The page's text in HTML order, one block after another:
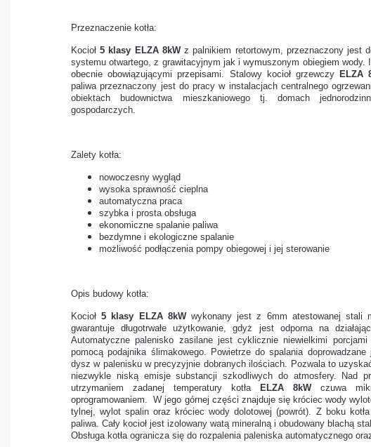
Przeznaczenie kotła:
Kocioł5 klasy ELZA 8kWz palnikiem retortowym, przeznaczony jest
systemu otwartego, z grawitacyjnym jak i wymuszonym obiegiem
obecnie obowiązującymi przepisami. Stalowy kocioł grzewczy ELZA
paliwa przeznaczony jest do pracy w instalacjach centralnego
obiektach budownictwa mieszkaniowego tj. domach
gospodarczych.
Zalety kotła:
nowoczesny wygląd
wysoka sprawność cieplna
automatyczna praca
szybka i prosta obsługa
ekonomiczne spalanie paliwa
bezdymne i ekologiczne spalanie
możliwość podłączenia pompy obiegowej i jej sterowanie
Opis budowy kotła:
Kocioł5 klasy ELZA 8kWwykonany jest z 6mm atestowanej stali
gwarantuje długotrwałe użytkowanie, gdyż jest odporna na
Automatyczne palenisko zasilane jest cyklicznie niewielkimi
pomocą podajnika ślimakowego. Powietrze do spalania
dysz w palenisku w precyzyjnie dobranych ilościach. Pozwala to
niezwykle niską emisje substancji szkodliwych do atmosfery. Nad
utrzymaniem zadanej temperatury kotła
ELZA 8kWczuwa
oprogramowaniem. W jego górnej części znajduje się króciec wody
tylnej, wylot spalin oraz króciec wody dolotowej (powrót). Z boku
paliwa. Cały kocioł jest izolowany watą mineralną i obudowany blachą
Obsługa kotła ogranicza się do rozpalenia paleniska automatycznego